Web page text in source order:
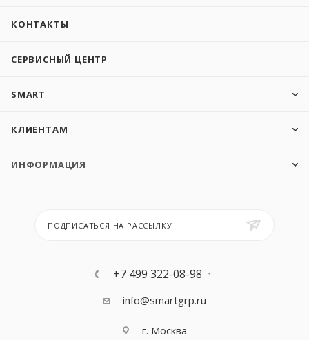
КОНТАКТЫ
СЕРВИСНЫЙ ЦЕНТР
SMART
КЛИЕНТАМ
ИНФОРМАЦИЯ
ПОДПИСАТЬСЯ НА РАССЫЛКУ
+7 499 322-08-98
info@smartgrp.ru
г. Москва